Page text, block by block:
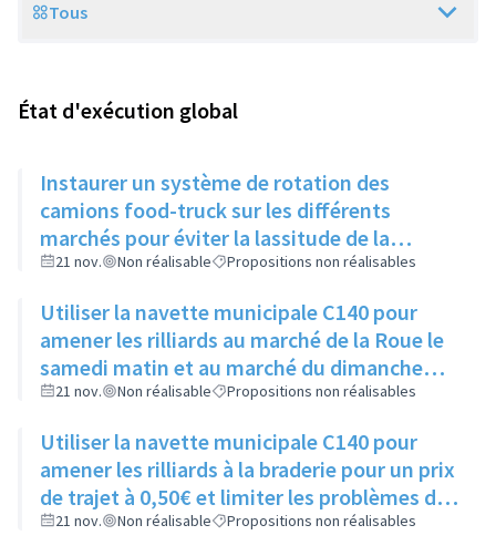
Scope
Tous
État d'exécution global
Instaurer un système de rotation des
camions food-truck sur les différents
marchés pour éviter la lassitude de la
clientèle
21 nov. Non réalisable Propositions non réalisables
Utiliser la navette municipale C140 pour
amener les rilliards au marché de la Roue le
samedi matin et au marché du dimanche
matin, pour un prix de trajet à 0,50€
21 nov. Non réalisable Propositions non réalisables
Utiliser la navette municipale C140 pour
amener les rilliards à la braderie pour un prix
de trajet à 0,50€ et limiter les problèmes de
stationnements ce jour là
21 nov. Non réalisable Propositions non réalisables